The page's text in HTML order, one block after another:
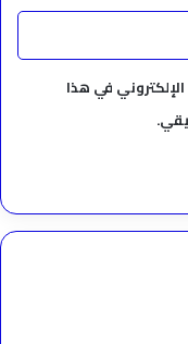
في هذا